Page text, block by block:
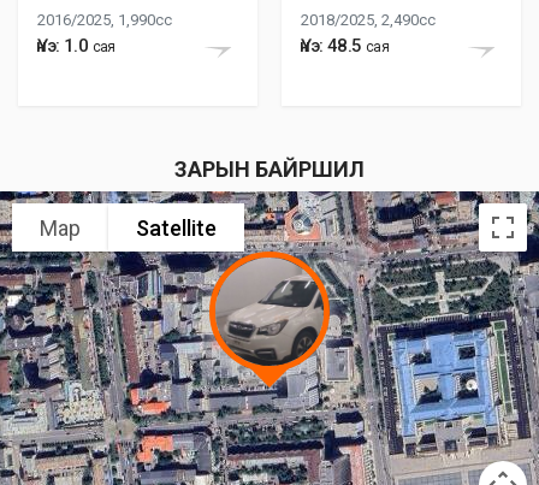
2016/2025, 1,990cc
Үнэ: 1.0 сая
2018/2025, 2,490cc
Үнэ: 48.5 сая
ЗАРЫН БАЙРШИЛ
Map Satellite